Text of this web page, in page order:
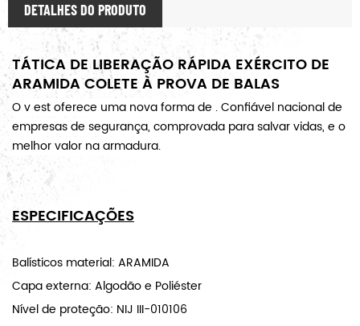
DETALHES DO PRODUTO
TÁTICA DE LIBERAÇÃO RÁPIDA EXÉRCITO DE
ARAMIDA COLETE À PROVA DE BALAS
O vest oferece uma nova forma de . Confiável nacional de
empresas de segurança, comprovada para salvar vidas, e o
melhor valor na armadura.
ESPECIFICAÇÕES
Balísticos material: ARAMIDA
Capa externa: Algodão e Poliéster
Nível de proteção: NIJ III-010106